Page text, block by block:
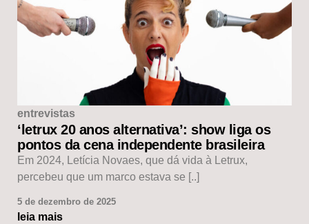
entrevistas
‘letrux 20 anos alternativa’: show liga os
pontos da cena independente brasileira
Em 2024, Letícia Novaes, que dá vida à Letrux,
percebeu que um marco estava se [..]
5 de dezembro de 2025
leia mais